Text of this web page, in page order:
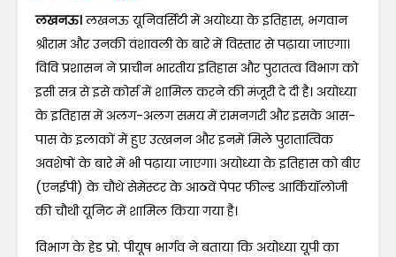
लखनऊ।लखनऊ यूनिवर्सिटी में अयोध्या के इतिहास, भगवान
श्रीराम और उनकी वंशावली के बारे में विस्तार से पढ़ाया जाएगा।
विवि प्रशासन ने प्राचीन भारतीय इतिहास और पुरातत्व विभाग को
इसी सत्र से इसे कोर्स में शामिल करने की मंजूरी दे दी है। अयोध्या
के इतिहास में अलग-अलग समय में रामनगरी और इसके आस-
पास के इलाकों में हुए उत्खनन और इनमें मिले पुरातात्विक
अवशेषों के बारे में भी पढ़ाया जाएगा। अयोध्या के इतिहास को बीए
(एनईपी) के चौथे सेमेस्टर के आठवें पेपर फील्ड आर्कियॉलोजी
की चौथी यूनिट में शामिल किया गया है।
विभाग के हेड प्रो. पीयूष भार्गव ने बताया कि अयोध्या यूपी का